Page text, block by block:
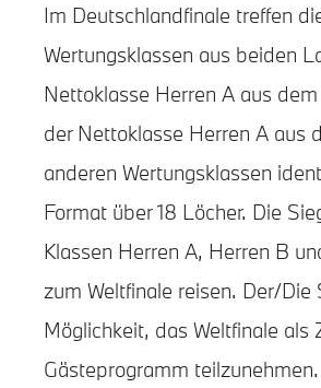
Im Deutschlandfinale treffen
Wertungsklassen aus beiden
Nettoklasse Herren A aus
der Nettoklasse Herren A aus
anderen Wertungsklassen
Format über 18 Löcher. Die
Klassen Herren A, Herren B
zum Weltfinale reisen. Der/
Möglichkeit, das Weltfinale als
Gästeprogramm teilzunehmen.